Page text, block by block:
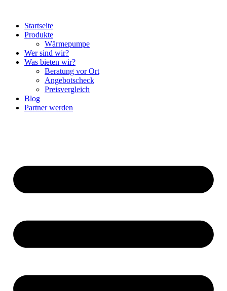
Startseite
Produkte
Wärmepumpe
Wer sind wir?
Was bieten wir?
Beratung vor Ort
Angebotscheck
Preisvergleich
Blog
Partner werden